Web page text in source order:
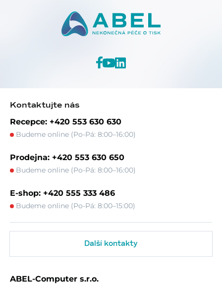
Kontaktujte nás
Recepce: +420 553 630 630
Budeme online (Po-Pá: 8:00–16:00)
Prodejna: +420 553 630 650
Budeme online (Po-Pá: 8:00–16:00)
E-shop: +420 555 333 486
Budeme online (Po-Pá: 8:00–15:00)
Další kontakty
ABEL-Computer s.r.o.